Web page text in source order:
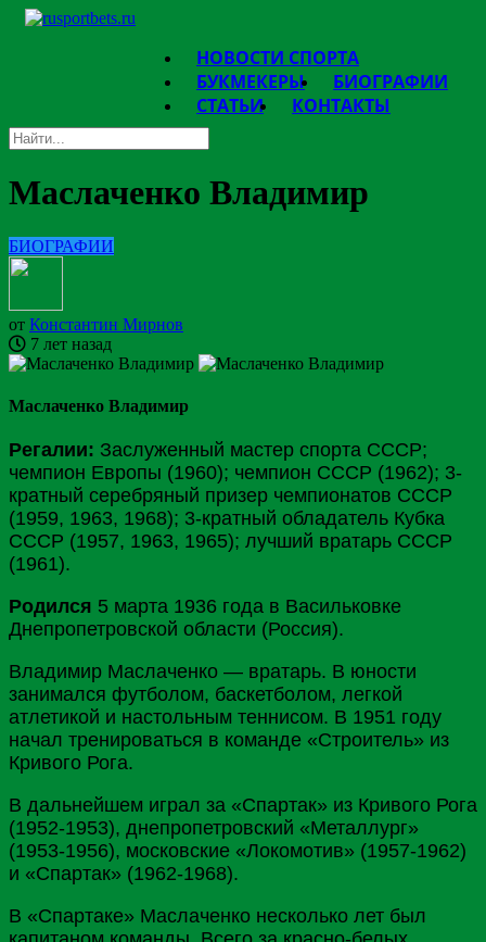
НОВОСТИ СПОРТА
БУКМЕКЕРЫ
БИОГРАФИИ
СТАТЬИ
КОНТАКТЫ
Маслаченко Владимир
БИОГРАФИИ
от Константин Мирнов
7 лет назад
Маслаченко Владимир
Регалии: Заслуженный мастер спорта СССР;
чемпион Европы (1960); чемпион СССР (1962); 3-
кратный серебряный призер чемпионатов СССР
(1959, 1963, 1968); 3-кратный обладатель Кубка
СССР (1957, 1963, 1965); лучший вратарь СССР
(1961).
Родился 5 марта 1936 года в Васильковке
Днепропетровской области (Россия).
Владимир Маслаченко — вратарь. В юности
занимался футболом, баскетболом, легкой
атлетикой и настольным теннисом. В 1951 году
начал тренироваться в команде «Строитель» из
Кривого Рога.
В дальнейшем играл за «Спартак» из Кривого Рога
(1952-1953), днепропетровский «Металлург»
(1953-1956), московские «Локомотив» (1957-1962)
и «Спартак» (1962-1968).
В «Спартаке» Маслаченко несколько лет был